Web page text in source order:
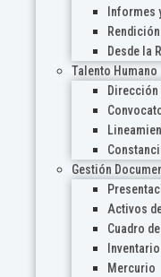
Informes
Desde la
Talento Humano
Dirección
Gestión
Activos
Cuadro
Mercurio